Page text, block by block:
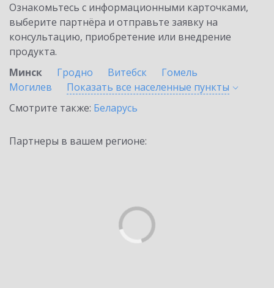
Ознакомьтесь с информационными карточками,
выберите партнёра и отправьте заявку на
консультацию, приобретение или внедрение
продукта.
Минск
Гродно Витебск
Гомель
Могилев
Показать все населенные пункты
Смотрите также: Беларусь
Партнеры в вашем регионе: